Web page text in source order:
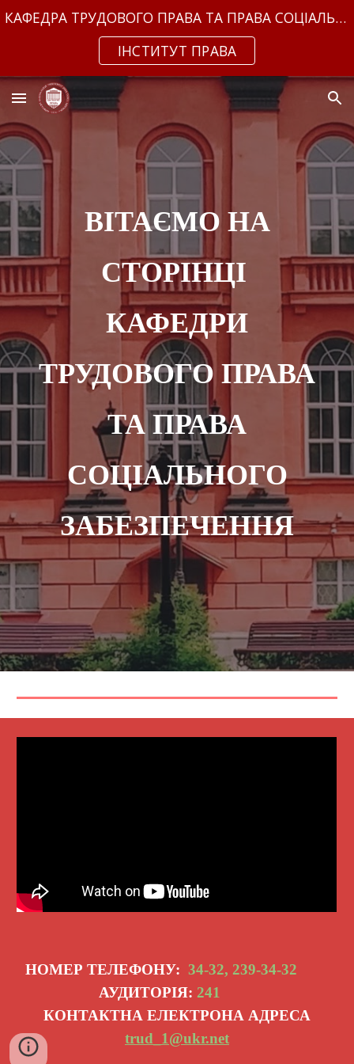
Skip to main content Skip to navigation
КАФЕДРА ТРУДОВОГО ПРАВА ТА ПРАВА СОЦІАЛЬНОГО ЗАБЕЗПЕЧЕННЯ
ІНСТИТУТ ПРАВА
ВІТАЄМО НА
СТОРІНЦІ
КАФЕДРИ
ТРУДОВОГО ПРАВА
ТА ПРАВА
СОЦІАЛЬНОГО
ЗАБЕЗПЕЧЕННЯ
НОМЕР ТЕЛЕФОНУ: 34-32, 239-34-32
АУДИТОРІЯ: 241
КОНТАКТНА ЕЛЕКТРОНА АДРЕСА
trud_ 1@ukr.net